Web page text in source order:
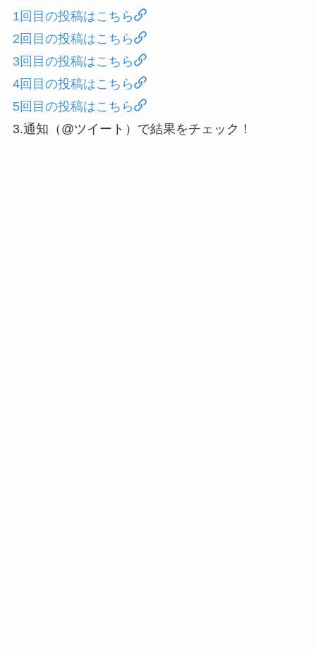
1回目の投稿はこちら
2回目の投稿はこちら
3回目の投稿はこちら
4回目の投稿はこちら
5回目の投稿はこちら
3.通知（@ツイート）で結果をチェック！